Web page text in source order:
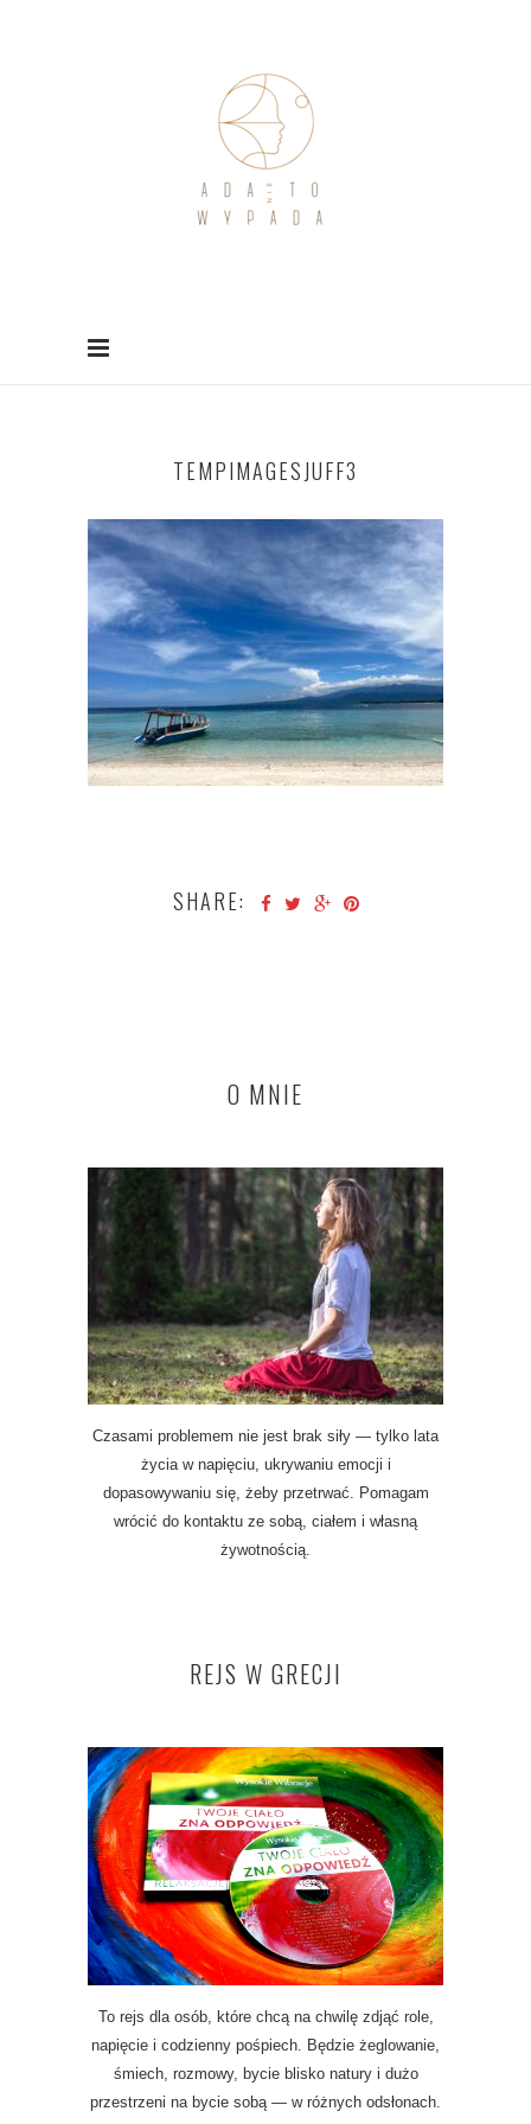
TEMPIMAGESJUFF3
SHARE:
O MNIE
Czasami problemem nie jest brak siły — tylko lata
życia w napięciu, ukrywaniu emocji i
dopasowywaniu się, żeby przetrwać. Pomagam
wrócić do kontaktu ze sobą, ciałem i własną
żywotnością.
REJS W GRECJI
To rejs dla osób, które chcą na chwilę zdjąć role,
napięcie i codzienny pośpiech. Będzie żeglowanie,
śmiech, rozmowy, bycie blisko natury i dużo
przestrzeni na bycie sobą — w różnych odsłonach.